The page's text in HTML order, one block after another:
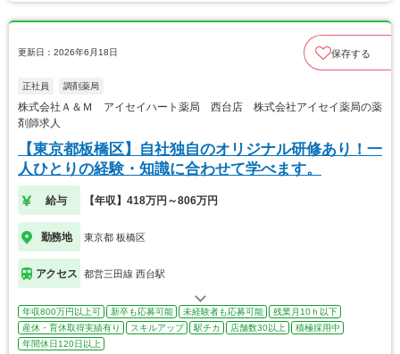
更新日：2026年6月18日 保存する
正社員 調剤薬局
株式会社Ａ＆Ｍ アイセイハート薬局 西台店 株式会社アイセイ薬局の薬
剤師求人
【東京都板橋区】自社独自のオリジナル研修あり！一
人ひとりの経験・知識に合わせて学べます。
給与 【年収】418万円～806万円
勤務地 東京都 板橋区
アクセス 都営三田線 西台駅
年収800万円以上可 新卒も応募可能 未経験者も応募可能
残業月10ｈ以下
産休・育休取得実績有り
スキルアップ 駅チカ 店舗数30以上
積極採用中
年間休日120日以上